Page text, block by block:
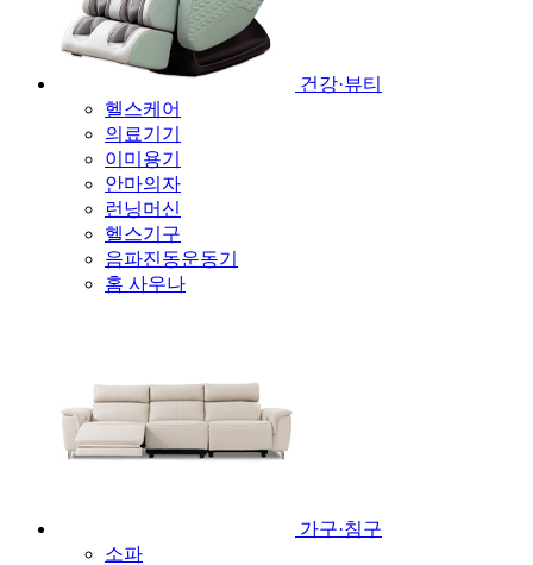
건강·뷰티
헬스케어
의료기기
이미용기
안마의자
런닝머신
헬스기구
음파진동운동기
홈 사우나
가구·침구
소파